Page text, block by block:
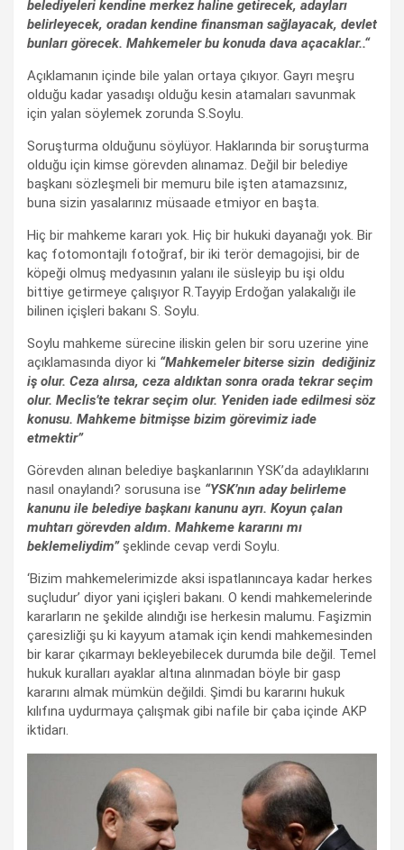
belediyeleri kendine merkez haline getirecek, adayları
belirleyecek, oradan kendine finansman sağlayacak, devlet
bunları görecek. Mahkemeler bu konuda dava açacaklar..“
Açıklamanın içinde bile yalan ortaya çıkıyor. Gayrı meşru
olduğu kadar yasadışı olduğu kesin atamaları savunmak
için yalan söylemek zorunda S.Soylu.
Soruşturma olduğunu söylüyor. Haklarında bir soruşturma
olduğu için kimse görevden alınamaz. Değil bir belediye
başkanı sözleşmeli bir memuru bile işten atamazsınız,
buna sizin yasalarınız müsaade etmiyor en başta.
Hiç bir mahkeme kararı yok. Hiç bir hukuki dayanağı yok. Bir
kaç fotomontajlı fotoğraf, bir iki terör demagojisi, bir de
köpeği olmuş medyasının yalanı ile süsleyip bu işi oldu
bittiye getirmeye çalışıyor R.Tayyip Erdoğan yalakalığı ile
bilinen içişleri bakanı S. Soylu.
Soylu mahkeme sürecine iliskin gelen bir soru uzerine yine
açıklamasında diyor ki “Mahkemeler biterse sizin dediğiniz
iş olur. Ceza alırsa, ceza aldıktan sonra orada tekrar seçim
olur. Meclis’te tekrar seçim olur. Yeniden iade edilmesi söz
konusu. Mahkeme bitmişse bizim görevimiz iade
etmektir”
Görevden alınan belediye başkanlarının YSK’da adaylıklarını
nasıl onaylandı? sorusuna ise “YSK’nın aday belirleme
kanunu ile belediye başkanı kanunu ayrı. Koyun çalan
muhtarı görevden aldım. Mahkeme kararını mı
beklemeliydim”şeklinde cevap verdi Soylu.
‘Bizim mahkemelerimizde aksi ispatlanıncaya kadar herkes
suçludur’ diyor yani içişleri bakanı. O kendi mahkemelerinde
kararların ne şekilde alındığı ise herkesin malumu. Faşizmin
çaresizliği şu ki kayyum atamak için kendi mahkemesinden
bir karar çıkarmayı bekleyebilecek durumda bile değil. Temel
hukuk kuralları ayaklar altına alınmadan böyle bir gasp
kararını almak mümkün değildi. Şimdi bu kararını hukuk
kılıfına uydurmaya çalışmak gibi nafile bir çaba içinde AKP
iktidarı.